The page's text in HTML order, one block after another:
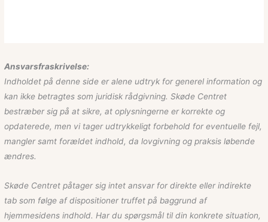
Ansvarsfraskrivelse:
Indholdet på denne side er alene udtryk for generel information og
kan ikke betragtes som juridisk rådgivning. Skøde Centret
bestræber sig på at sikre, at oplysningerne er korrekte og
opdaterede, men vi tager udtrykkeligt forbehold for eventuelle fejl,
mangler samt forældet indhold, da lovgivning og praksis løbende
ændres.
Skøde Centret påtager sig intet ansvar for direkte eller indirekte
tab som følge af dispositioner truffet på baggrund af
hjemmesidens indhold. Har du spørgsmål til din konkrete situation,